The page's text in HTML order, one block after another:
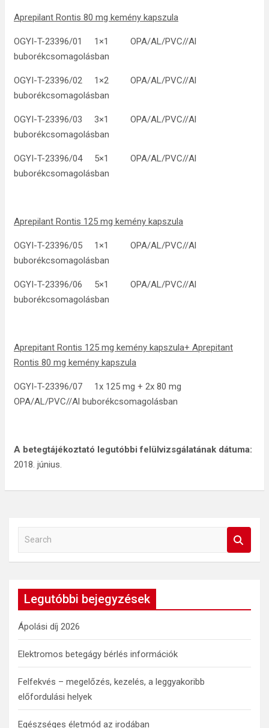
Aprepilant Rontis 80 mg kemény kapszula
OGYI-T-23396/01 1×1 OPA/AL/PVC//Al
buborékcsomagolásban
OGYI-T-23396/02 1×2 OPA/AL/PVC//Al
buborékcsomagolásban
OGYI-T-23396/03 3×1 OPA/AL/PVC//Al
buborékcsomagolásban
OGYI-T-23396/04 5×1 OPA/AL/PVC//Al
buborékcsomagolásban
Aprepilant Rontis 125 mg kemény kapszula
OGYI-T-23396/05 1×1 OPA/AL/PVC//Al
buborékcsomagolásban
OGYI-T-23396/06 5×1 OPA/AL/PVC//Al
buborékcsomagolásban
Aprepitant Rontis 125 mg kemény kapszula+ Aprepitant
Rontis 80 mg kemény kapszula
OGYI-T-23396/07 1x 125 mg + 2x 80 mg
OPA/AL/PVC//Al buborékcsomagolásban
A betegtájékoztató legutóbbi felülvizsgálatának dátuma:
2018. június.
a
h
Legutóbbi bejegyzések
Ápolási díj 2026
Elektromos betegágy bérlés információk
Felfekvés – megelőzés, kezelés, a leggyakoribb
előfordulási helyek
Egészséges életmód az irodában